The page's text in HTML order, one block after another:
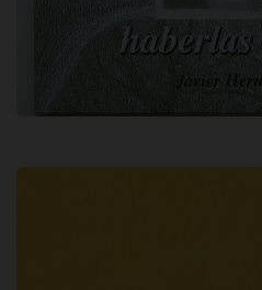
Haberlas haylas / Javier